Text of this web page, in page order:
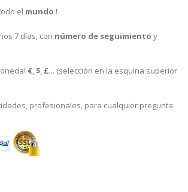
el mundo !
7 días, con número de seguimiento y
€,$, £... (selección en la esquina superior
profesionales, para cualquier pregunta: